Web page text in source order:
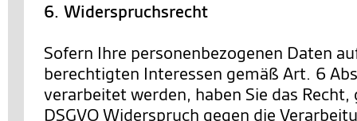
6. Widerspruchsrecht
Sofern Ihre personenbezogenen Daten
berechtigten Interessen gemäß Art. 6
verarbeitet werden, haben Sie das Recht,
DSGVO Widerspruch gegen die